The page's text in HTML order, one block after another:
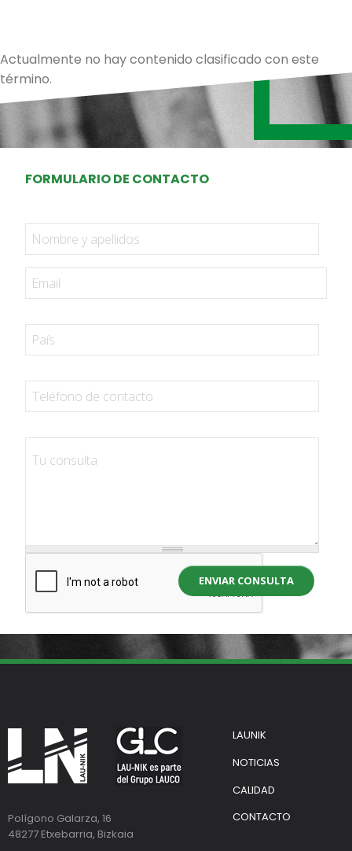
Actualmente no hay contenido clasificado con este
término.
FORMULARIO DE CONTACTO
ENVIAR CONSULTA
Polígono Galarza, 16
48277 Etxebarria, Bizkaia
LAUNIK
NOTICIAS
CALIDAD
CONTACTO